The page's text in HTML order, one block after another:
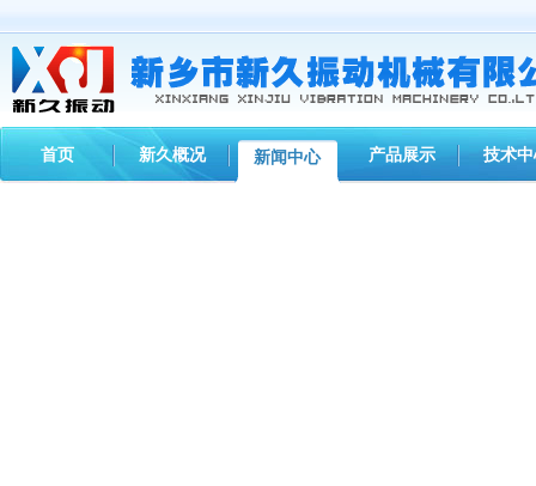
首页 新久概况 新闻中心 产品展示 技术